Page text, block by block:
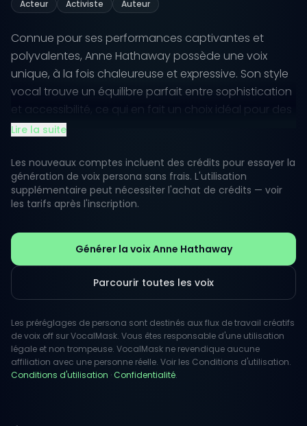
Acteur Activiste Auteur
Connue pour ses performances captivantes et
polyvalentes, Anne Hathaway possède une voix
unique, à la fois chaleureuse et expressive. Son style
vocal trouve un équilibre parfait entre sophistication
et accessibilité, ce qui en fait un choix idéal pour des
voix off créatives qui nécessitent à la fois émotion et
Les auditeurs perçoivent souvent la voix d'Anne
comme inspirante et motivante, les entraînant sans
effort dans la narration. Que vous souhaitiez
touche d'humour, sa voix offre la flexibilité nécessaire
pour enrichir tout projet créatif.
Lire la suite
Les nouveaux comptes incluent des crédits pour essayer la
génération de voix persona sans frais. L'utilisation
supplémentaire peut nécessiter l'achat de crédits — voir
les tarifs après l'inscription.
Générer la voix Anne Hathaway
Parcourir toutes les voix
Les préréglages de persona sont destinés aux flux de travail créatifs
de voix off sur VocalMask. Vous êtes responsable d'une utilisation
légale et non trompeuse. VocalMask ne revendique aucune
affiliation avec une personne réelle. Voir les Conditions d'utilisation.
Conditions d'utilisation ·Confidentialité.